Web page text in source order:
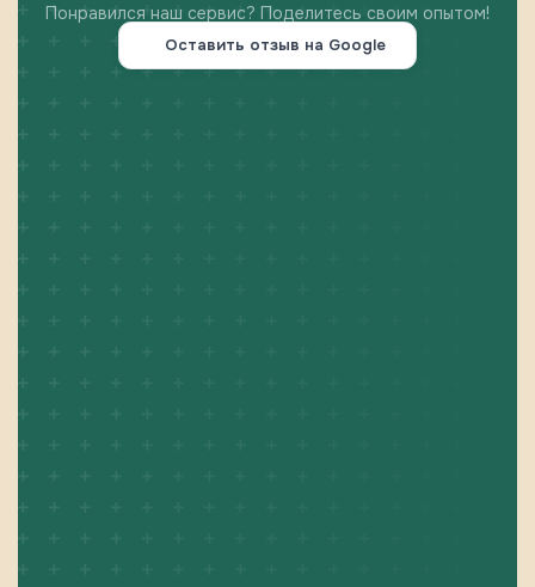
Понравился наш сервис? Поделитесь своим опытом!
Оставить отзыв на Google